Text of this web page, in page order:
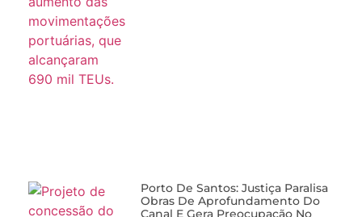
Porto De Santos: Justiça Paralisa
Obras De Aprofundamento Do
Canal E Gera Preocupação No